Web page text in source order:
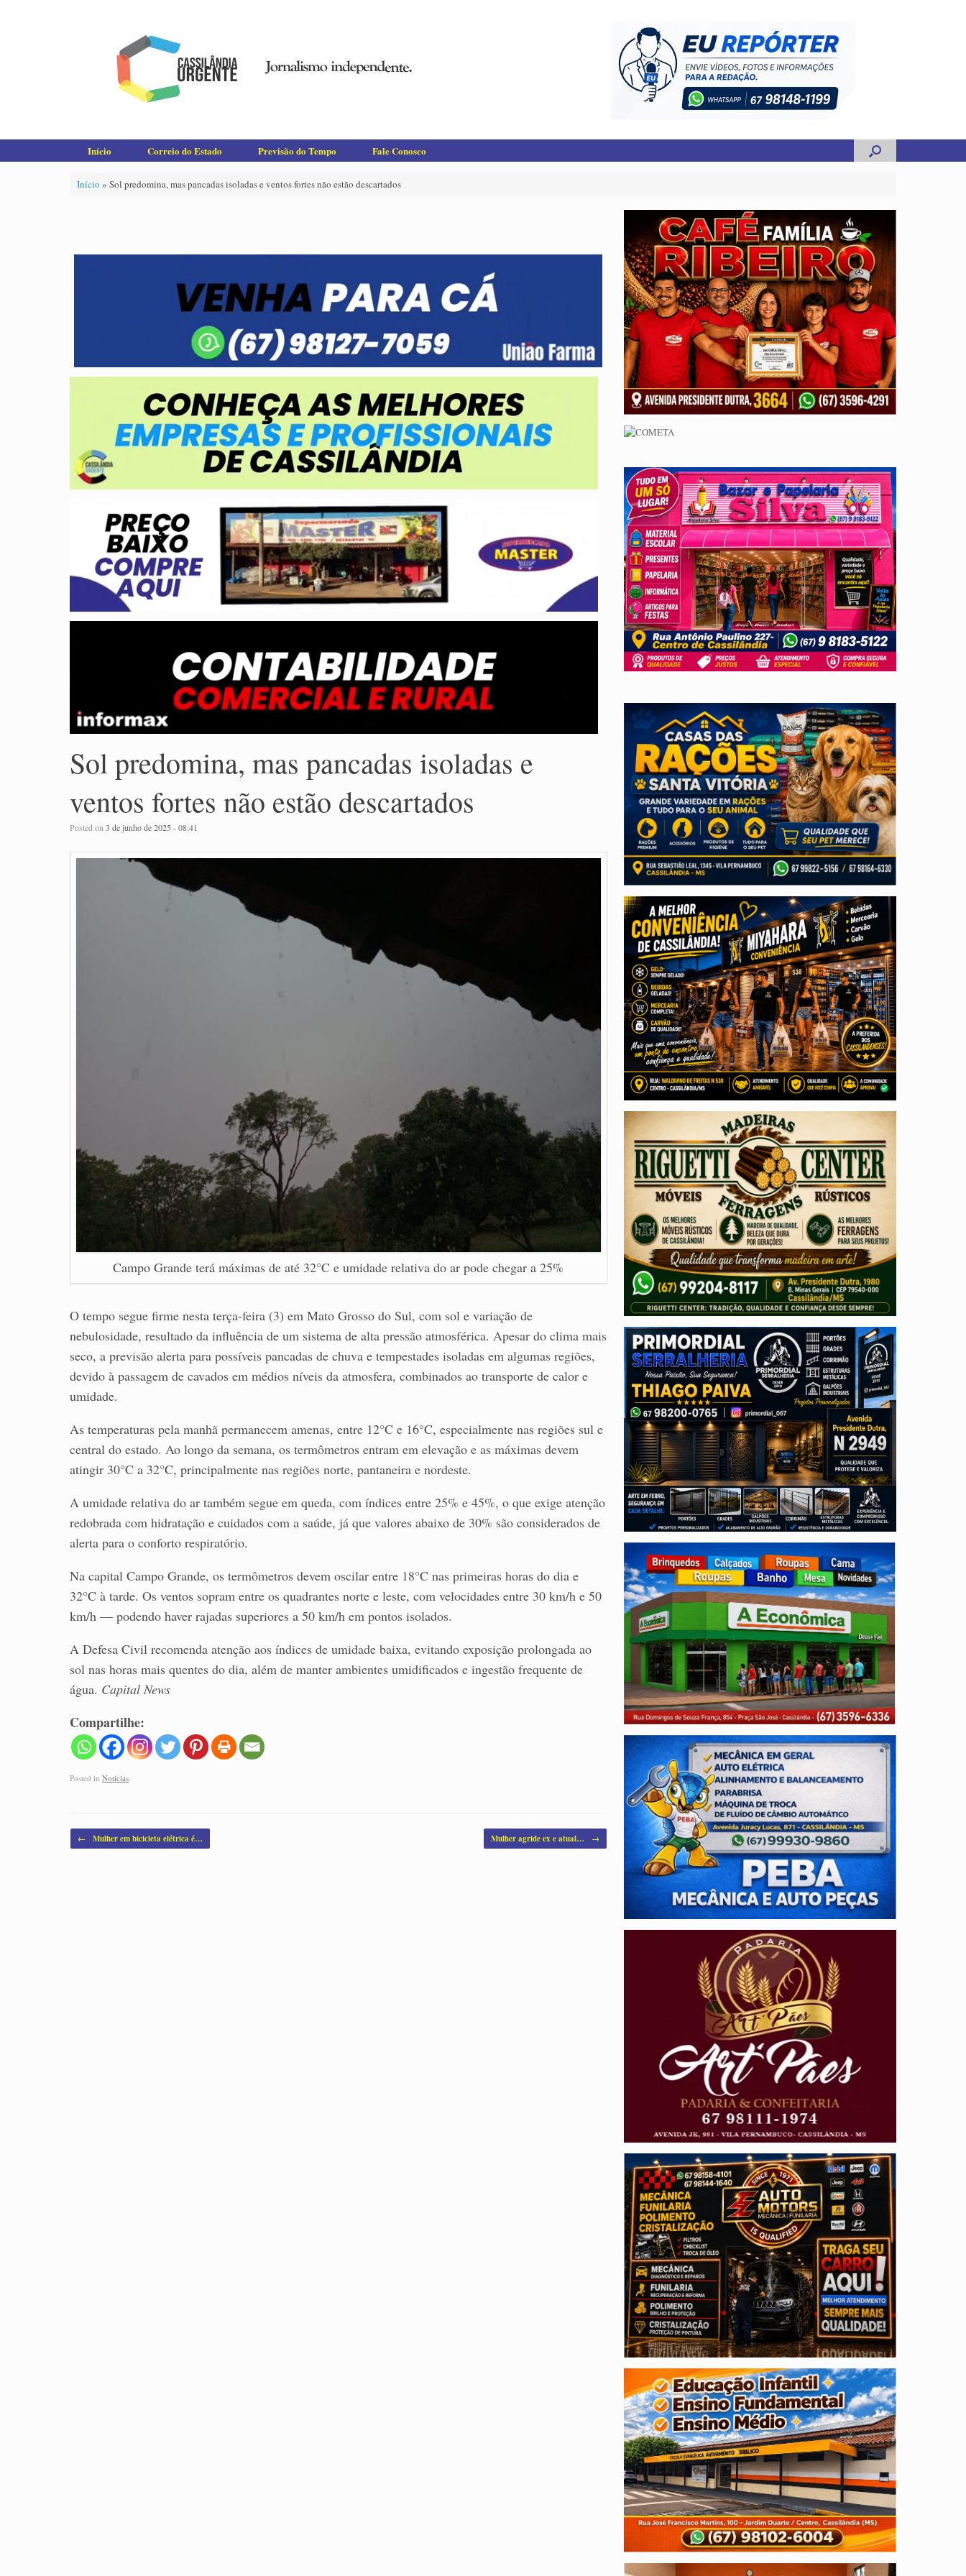
Início Correio do Estado Previsão do Tempo Fale Conosco
Início » Sol predomina, mas pancadas isoladas e ventos fortes não estão descartados
Sol predomina, mas pancadas isoladas e
ventos fortes não estão descartados
Posted on3 de junho de 2025 - 08:41
Campo Grande terá máximas de até 32°C e umidade relativa do ar pode chegar a 25%
O tempo segue firme nesta terça-feira (3) em Mato Grosso do Sul, com sol e variação de
nebulosidade, resultado da influência de um sistema de alta pressão atmosférica. Apesar do clima mais
seco, a previsão alerta para possíveis pancadas de chuva e tempestades isoladas em algumas regiões,
devido à passagem de cavados em médios níveis da atmosfera, combinados ao transporte de calor e
umidade.
As temperaturas pela manhã permanecem amenas, entre 12°C e 16°C, especialmente nas regiões sul e
central do estado. Ao longo da semana, os termômetros entram em elevação e as máximas devem
atingir 30°C a 32°C, principalmente nas regiões norte, pantaneira e nordeste.
A umidade relativa do ar também segue em queda, com índices entre 25% e 45%, o que exige atenção
redobrada com hidratação e cuidados com a saúde, já que valores abaixo de 30% são considerados de
alerta para o conforto respiratório.
Na capital Campo Grande, os termômetros devem oscilar entre 18°C nas primeiras horas do dia e
32°C à tarde. Os ventos sopram entre os quadrantes norte e leste, com velocidades entre 30 km/h e 50
km/h — podendo haver rajadas superiores a 50 km/h em pontos isolados.
A Defesa Civil recomenda atenção aos índices de umidade baixa, evitando exposição prolongada ao
sol nas horas mais quentes do dia, além de manter ambientes umidificados e ingestão frequente de
água. Capital News
Compartilhe:
Posted in Noticias.
Post navigation
← Mulher em bicicleta elétrica é… Mulher agride ex e atual… →